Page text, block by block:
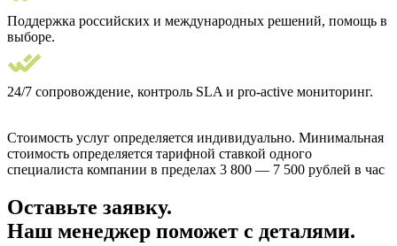
Поддержка российских и международных решений, помощь в
выборе.
24/7 сопровождение, контроль SLA и pro-active мониторинг.
Стоимость услуг определяется индивидуально. Минимальная
стоимость определяется тарифной ставкой одного
специалиста компании в пределах 3 800 — 7 500 рублей в час
Оставьте заявку.
Наш менеджер поможет с деталями.